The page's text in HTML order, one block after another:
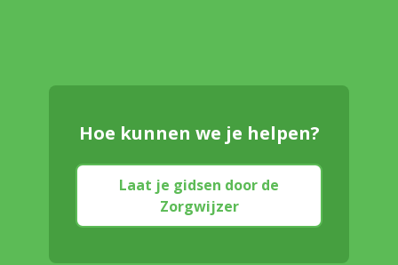
Hoe kunnen we je helpen?
Laat je gidsen door de
Zorgwijzer